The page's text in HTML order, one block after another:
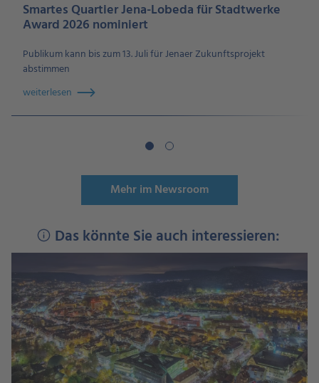
Smartes Quartier Jena-Lobeda für Stadtwerke
Award 2026 nominiert
Publikum kann bis zum 13. Juli für Jenaer Zukunftsprojekt
abstimmen
weiterlesen
Mehr im Newsroom
Das könnte Sie auch interessieren: